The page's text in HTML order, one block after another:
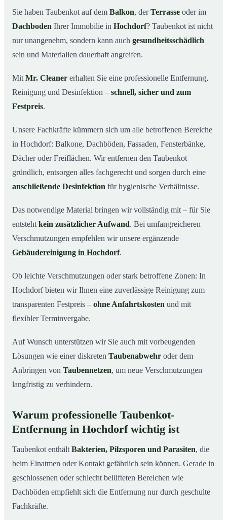
Taubenkot entfernen in Hochdorf & Umgebung
05Jetzt Angebot für die Taubenkot-Entfernung in
06So wird Taubenkot in Hochdorf professionell entfernt
Sie haben Taubenkot auf dem Balkon, derTerrasse oder im
Dachboden Ihrer Immobilie in Hochdorf? Taubenkot ist nicht
nur unangenehm, sondern kann auch gesundheitsschädlich
sein und Materialien dauerhaft angreifen.
Mit Mr. Cleaner erhalten Sie eine professionelle Entfernung,
Reinigung und Desinfektion – schnell, sicher und zum
Festpreis.
Unsere Fachkräfte kümmern sich um alle betroffenen Bereiche
in Hochdorf: Balkone, Dachböden, Fassaden, Fensterbänke,
Dächer oder Freiflächen. Wir entfernen den Taubenkot
gründlich, entsorgen alles fachgerecht und sorgen durch eine
anschließende Desinfektion für hygienische Verhältnisse.
Das notwendige Material bringen wir vollständig mit – für Sie
entsteht kein zusätzlicher Aufwand. Bei umfangreicheren
Verschmutzungen empfehlen wir unsere ergänzende
Gebäudereinigung in Hochdorf.
Ob leichte Verschmutzungen oder stark betroffene Zonen: In
Hochdorf bieten wir Ihnen eine zuverlässige Reinigung zum
transparenten Festpreis – ohne Anfahrtskosten und mit
flexibler Terminvergabe.
Auf Wunsch unterstützen wir Sie auch mit vorbeugenden
Lösungen wie einer diskreten Taubenabwehr oder dem
Anbringen von Taubennetzen, um neue Verschmutzungen
langfristig zu verhindern.
Warum professionelle Taubenkot-
Entfernung in Hochdorf wichtig ist
Taubenkot enthält Bakterien, Pilzsporen und Parasiten, die
beim Einatmen oder Kontakt gefährlich sein können. Gerade in
geschlossenen oder schlecht belüfteten Bereichen wie
Dachböden empfiehlt sich die Entfernung nur durch geschulte
Fachkräfte.